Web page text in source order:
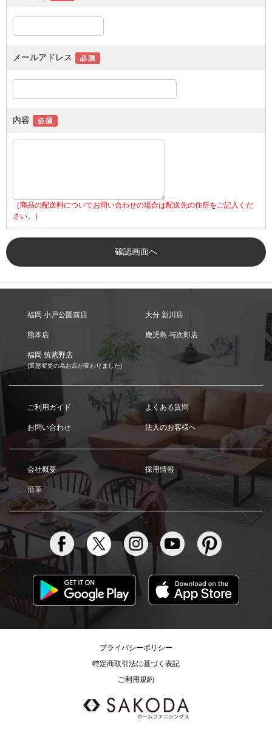
メールアドレス
内容
（商品の配送料についてお問い合わせの場合は配送先の住所をご記入くだ
さい。）
福岡 小戸公園前店 大分 新川店
熊本店 鹿児島 与次郎店
福岡 筑紫野店
(業態変更の為お店が変わりました)
ご利用ガイド よくある質問
お問い合わせ 法人のお客様へ
会社概要 採用情報
沿革
プライバシーポリシー
特定商取引法に基づく表記
ご利用規約